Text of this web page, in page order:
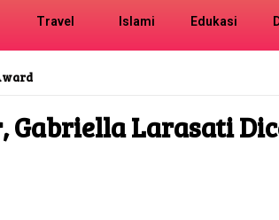
Travel Islami Edukasi
Larasati